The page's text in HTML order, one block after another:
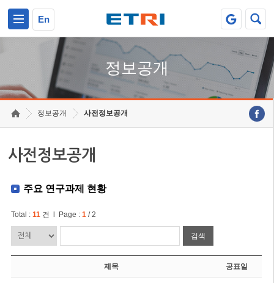
En
정보공개
정보공개 사전정보공개
사전정보공개
주요 연구과제 현황
Total : 11건 l Page : 1/ 2
검색
제목 공표일